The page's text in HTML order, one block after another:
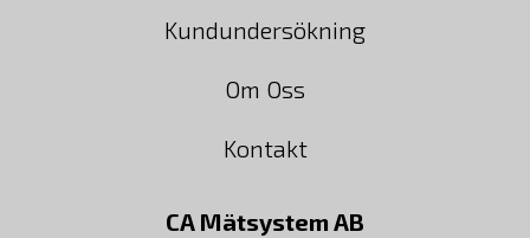
Kundundersökning
Om Oss
Kontakt
CA Mätsystem AB